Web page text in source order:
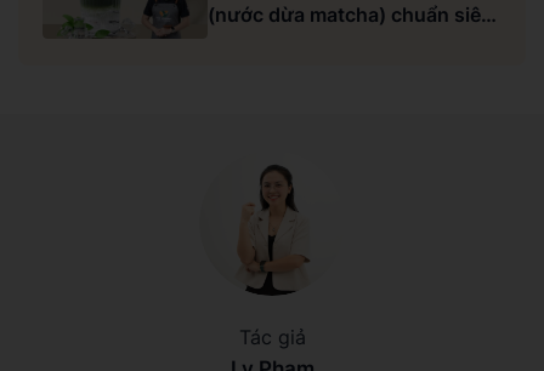
(nước dừa matcha) chuẩn siêu
Tác giả